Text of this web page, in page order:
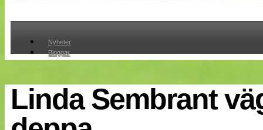
Nyheter
Bloggar
Cuper
Medlemmar
Medlemsbilder
Om oss
Linda Sembrant